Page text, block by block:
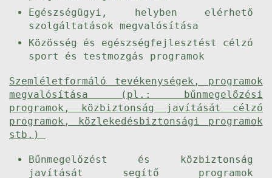
Egészségügyi, helyben elérhető
szolgáltatások megvalósítása
Közösség és egészségfejlesztést célzó
sport és testmozgás programok
Szemléletformáló tevékenységek, programok
megvalósítása (pl.: bűnmegelőzési
programok, közbiztonság javítását célzó
programok, közlekedésbiztonsági programok
stb.)
Bűnmegelőzést és közbiztonság
javítását segítő programok